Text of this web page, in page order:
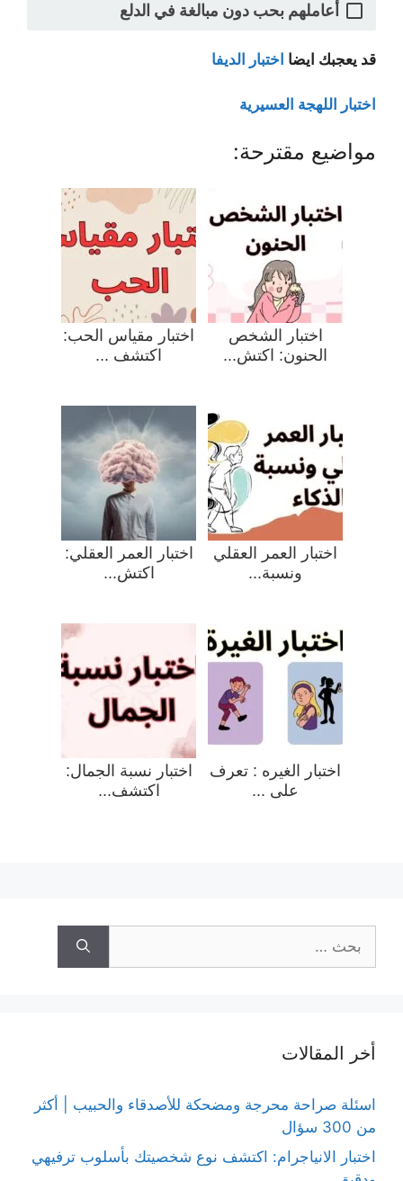
أعاملهم بحب دون مبالغة في الدلع
قد يعجبك ايضا اختبار الديفا
اختبار اللهجة العسيرية
مواضيع مقترحة:
اختبار الشخص
الحنون: اكتش...
اختبار مقياس الحب:
اكتشف ...
اختبار العمر العقلي
ونسبة...
اختبار العمر العقلي:
اكتش...
اختبار الغيره : تعرف
على ...
اختبار نسبة الجمال:
اكتشف...
عن:
أخر المقالات
اسئلة صراحة محرجة ومضحكة للأصدقاء والحبيب | أكثر
من 300 سؤال
اختبار الانياجرام: اكتشف نوع شخصيتك بأسلوب ترفيهي